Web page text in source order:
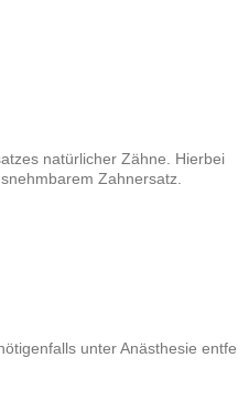
natürlicher Zähne. Hierbei
Zahnersatz.
unter Anästhesie